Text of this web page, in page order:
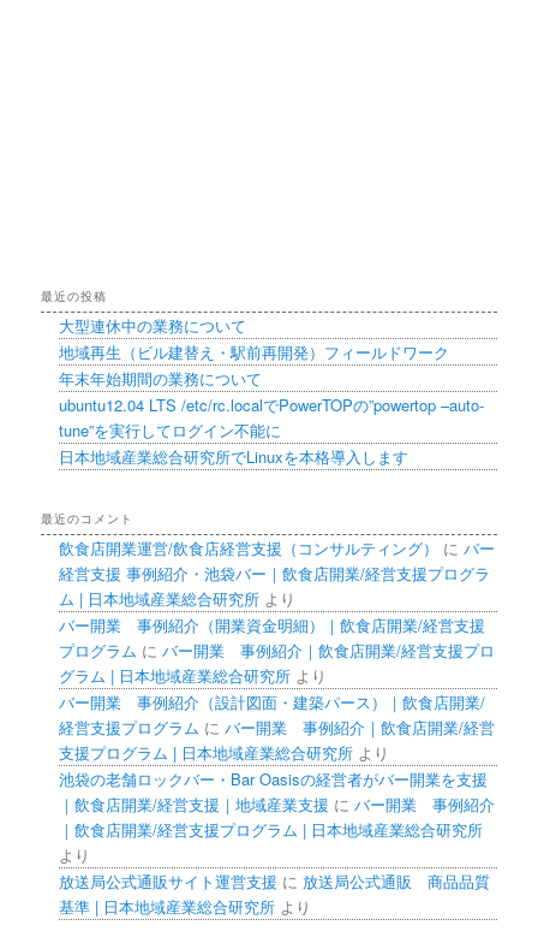
最近の投稿
大型連休中の業務について
地域再生（ビル建替え・駅前再開発）フィールドワーク
年末年始期間の業務について
ubuntu12.04 LTS /etc/rc.localでPowerTOPの”powertop –auto-
tune”を実行してログイン不能に
日本地域産業総合研究所でLinuxを本格導入します
最近のコメント
飲食店開業運営/飲食店経営支援（コンサルティング） にバー
経営支援 事例紹介・池袋バー｜飲食店開業/経営支援プログラ
ム | 日本地域産業総合研究所 より
バー開業 事例紹介（開業資金明細）｜飲食店開業/経営支援
プログラム にバー開業 事例紹介｜飲食店開業/経営支援プロ
グラム | 日本地域産業総合研究所 より
バー開業 事例紹介（設計図面・建築パース）｜飲食店開業/
経営支援プログラム にバー開業 事例紹介｜飲食店開業/経営
支援プログラム | 日本地域産業総合研究所 より
池袋の老舗ロックバー・Bar Oasisの経営者がバー開業を支援
｜飲食店開業/経営支援｜地域産業支援 にバー開業 事例紹介
｜飲食店開業/経営支援プログラム | 日本地域産業総合研究所
より
放送局公式通販サイト運営支援 に放送局公式通販 商品品質
基準 | 日本地域産業総合研究所 より